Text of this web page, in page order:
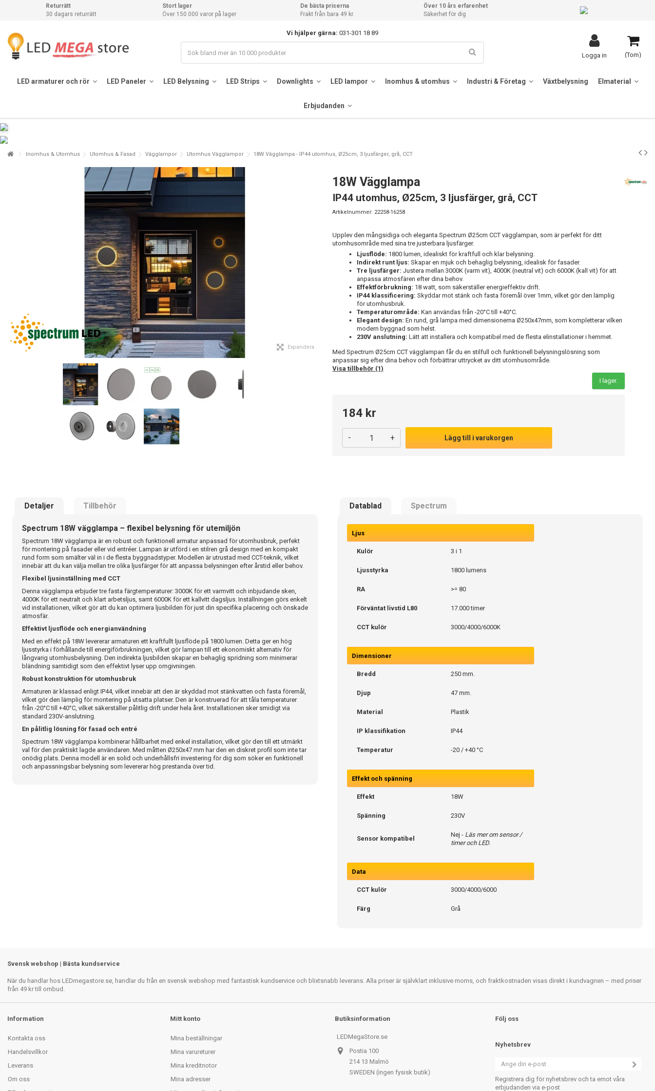
Returrätt
30 dagars returrätt
Stort lager
Över 150.000 varor på lager
De bästa priserna
Frakt från bara 49 kr.
Över 10 års erfarenhet
Säkerhet för dig
Vi hjälper gärna: 031-301 18 89
(Tom)
Logga in
LED armaturer och rör LED Paneler LED Belysning LED Strips Downlights LED lampor Inomhus & utomhus Industri & Företag Växtbelysning Elmaterial
Erbjudanden
Inomhus & Utomhus Utomhus & Fasad Vägglampor Utomhus Vägglampor 18W Vägglampa - IP44 utomhus, Ø25cm, 3 ljusfärger, grå, CCT
Expandera
18W Vägglampa
IP44 utomhus, Ø25cm, 3 ljusfärger, grå, CCT
Artikelnummer: 22258-16258
Upplev den mångsidiga och eleganta Spectrum Ø25cm CCT vägglampan, som är perfekt för ditt
utomhusområde med sina tre justerbara ljusfärger.
Ljusflöde: 1800 lumen, idealiskt för kraftfull och klar belysning.
Indirekt runt ljus: Skapar en mjuk och behaglig belysning, idealisk för fasader.
Tre ljusfärger: Justera mellan 3000K (varm vit), 4000K (neutral vit) och 6000K (kall vit) för att
anpassa atmosfären efter dina behov.
Effektförbrukning: 18 watt, som säkerställer energieffektiv drift.
IP44 klassificering: Skyddar mot stänk och fasta föremål över 1mm, vilket gör den lämplig
för utomhusbruk.
Temperaturområde: Kan användas från -20°C till +40°C.
Elegant design: En rund, grå lampa med dimensionerna Ø250x47mm, som kompletterar vilken
modern byggnad som helst.
230V anslutning: Lätt att installera och kompatibel med de flesta elinstallationer i hemmet.
Med Spectrum Ø25cm CCT vägglampan får du en stilfull och funktionell belysningslösning som
anpassar sig efter dina behov och förbättrar uttrycket av ditt utomhusområde.
Visa tillbehör (1)
I lager.
184 kr
- + Lägg till i varukorgen
Detaljer Tillbehör Datablad Spectrum
Spectrum 18W vägglampa – flexibel belysning för utemiljön
Spectrum 18W vägglampa är en robust och funktionell armatur anpassad för utomhusbruk, perfekt
för montering på fasader eller vid entréer. Lampan är utförd i en stilren grå design med en kompakt
rund form som smälter väl in i de flesta byggnadstyper. Modellen är utrustad med CCT-teknik, vilket
innebär att du kan välja mellan tre olika ljusfärger för att anpassa belysningen efter årstid eller behov.
Flexibel ljusinställning med CCT
Denna vägglampa erbjuder tre fasta färgtemperaturer: 3000K för ett varmvitt och inbjudande sken,
4000K för ett neutralt och klart arbetsljus, samt 6000K för ett kallvitt dagsljus. Inställningen görs enkelt
vid installationen, vilket gör att du kan optimera ljusbilden för just din specifika placering och önskade
atmosfär.
Effektivt ljusflöde och energianvändning
Med en effekt på 18W levererar armaturen ett kraftfullt ljusflöde på 1800 lumen. Detta ger en hög
ljusstyrka i förhållande till energiförbrukningen, vilket gör lampan till ett ekonomiskt alternativ för
långvarig utomhusbelysning. Den indirekta ljusbilden skapar en behaglig spridning som minimerar
bländning samtidigt som den effektivt lyser upp omgivningen.
Robust konstruktion för utomhusbruk
Armaturen är klassad enligt IP44, vilket innebär att den är skyddad mot stänkvatten och fasta föremål,
vilket gör den lämplig för montering på utsatta platser. Den är konstruerad för att tåla temperaturer
från -20°C till +40°C, vilket säkerställer pålitlig drift under hela året. Installationen sker smidigt via
standard 230V-anslutning.
En pålitlig lösning för fasad och entré
Spectrum 18W vägglampa kombinerar hållbarhet med enkel installation, vilket gör den till ett utmärkt
val för den praktiskt lagde användaren. Med måtten Ø250x47 mm har den en diskret profil som inte tar
onödig plats. Denna modell är en solid och underhållsfri investering för dig som söker en funktionell
och anpassningsbar belysning som levererar hög prestanda över tid.
Ljus
Kulör 3 i 1
Ljusstyrka 1800 lumens
RA >= 80
Förväntat livstid L80 17.000 timer
CCT kulör 3000/4000/6000K
Dimensioner
Bredd 250 mm.
Djup 47 mm.
Material Plastik
IP klassifikation IP44
Temperatur -20 / +40 °C
Effekt och spänning
Effekt 18W
Spänning 230V
Sensor kompatibel
Nej - Läs mer om sensor /
timer och LED.
Data
CCT kulör 3000/4000/6000
Färg Grå
Svensk webshop | Bästa kundservice
När du handlar hos LEDmegastore.se, handlar du från en svensk webshop med fantastisk kundservice och blixtsnabb leverans. Alla priser är självklart inklusive moms, och fraktkostnaden visas direkt i kundvagnen – med priser
från 49 kr till ombud.
Information
Kontakta oss
Handelsvillkor
Leverans
Om oss
Mitt konto
Mina beställningar
Mina varureturer
Mina kreditnotor
Mina adresser
Butiksinformation
LEDMegaStore.se
Postia 100
214 13 Malmö
SWEDEN (ingen fysisk butik)
Följ oss
Nyhetsbrev
Registrera dig för nyhetsbrev och ta emot våra
erbjudanden via e-post